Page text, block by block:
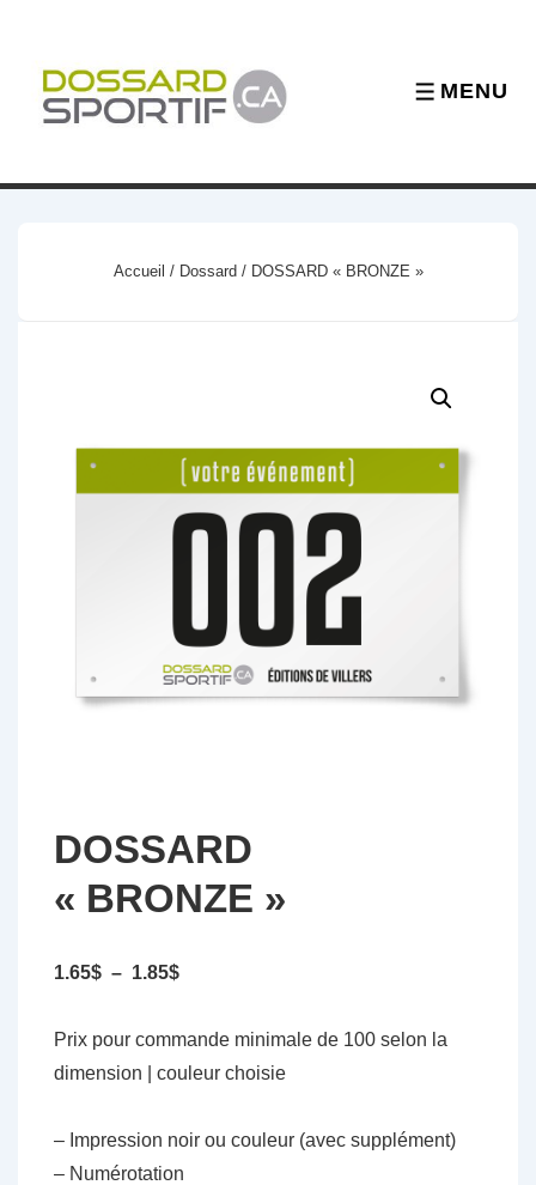
contenu
MENU
MENU
Accueil / Dossard/ DOSSARD « BRONZE »
DOSSARD
« BRONZE »
1.65$ – 1.85$Plage
prix :
1.65$
1.85$
Prix pour commande minimale de 100 selon la
dimension | couleur choisie
– Impression noir ou couleur (avec supplément)
– Numérotation